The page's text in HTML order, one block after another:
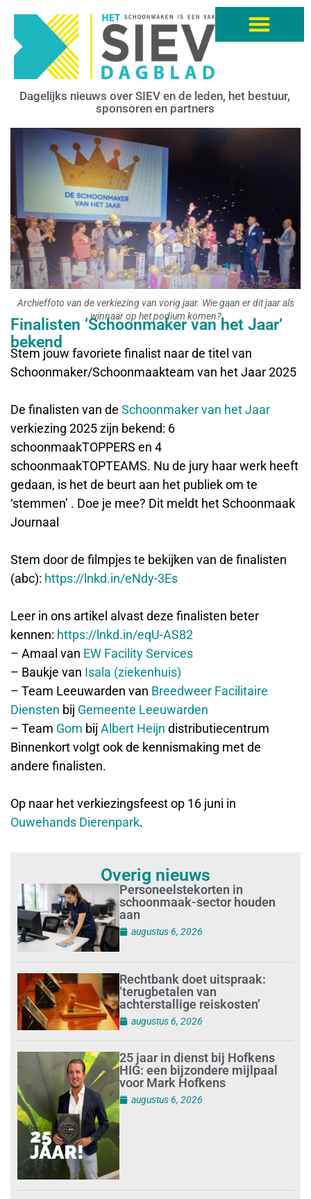
Dagelijks nieuws over SIEV en de leden, het bestuur,
sponsoren en partners
Archieffoto van de verkiezing van vorig jaar. Wie gaan er dit jaar als
winnaar op het podium komen?
Finalisten ‘Schoonmaker van het Jaar’
bekend
Stem jouw favoriete finalist naar de titel van
Schoonmaker/Schoonmaakteam van het Jaar 2025
De finalisten van de Schoonmaker van het Jaar
verkiezing 2025 zijn bekend: 6
schoonmaakTOPPERS en 4
schoonmaakTOPTEAMS. Nu de jury haar werk heeft
gedaan, is het de beurt aan het publiek om te
‘stemmen’ . Doe je mee? Dit meldt het Schoonmaak
Journaal
Stem door de filmpjes te bekijken van de finalisten
(abc): https://lnkd.in/eNdy-3Es
Leer in ons artikel alvast deze finalisten beter
kennen: https://lnkd.in/eqU-AS82
– Amaal van EW Facility Services
– Baukje van Isala (ziekenhuis)
– Team Leeuwarden van Breedweer Facilitaire
Diensten bij Gemeente Leeuwarden
– Team Gom bij Albert Heijn distributiecentrum
Binnenkort volgt ook de kennismaking met de
andere finalisten.
Op naar het verkiezingsfeest op 16 juni in
Ouwehands Dierenpark.
Overig nieuws
Personeelstekorten in
schoonmaak-sector houden
aan
augustus 6, 2026
Rechtbank doet uitspraak:
’terugbetalen van
achterstallige reiskosten’
augustus 6, 2026
25 jaar in dienst bij Hofkens
HIG: een bijzondere mijlpaal
voor Mark Hofkens
augustus 6, 2026